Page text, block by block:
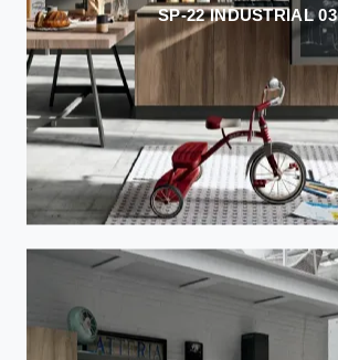
SP-22 INDUSTRIAL 03